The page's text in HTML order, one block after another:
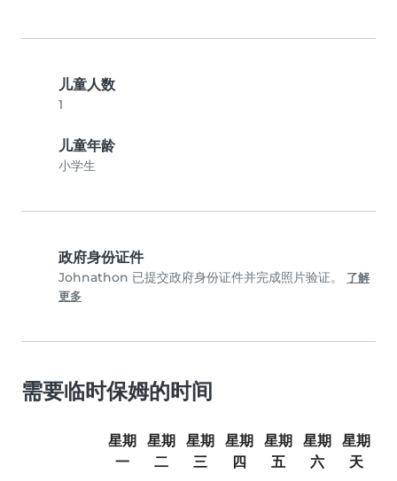
儿童人数
1
儿童年龄
小学生
政府身份证件
Johnathon 已提交政府身份证件并完成照片验证。
了解
更多
需要临时保姆的时间
星期
一
星期
二
星期
三
星期
四
星期
五
星期
六
星期
天